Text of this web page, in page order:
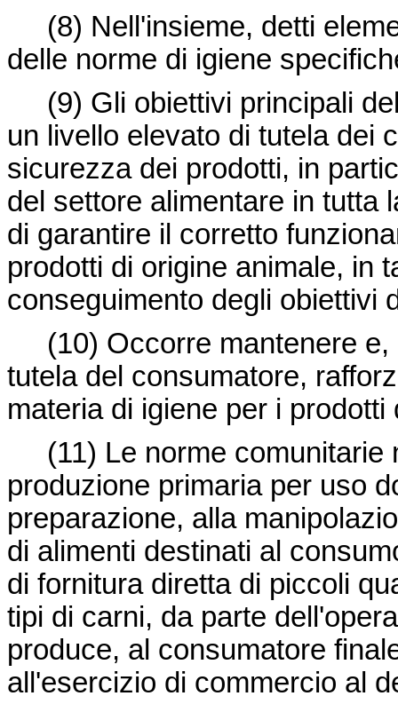
(8) Nell'insieme, detti
delle norme di igiene
(9) Gli obiettivi principali
un livello elevato di tutela dei
sicurezza dei prodotti, in
del settore alimentare in tutta
di garantire il corretto
prodotti di origine animale, in
conseguimento degli obiettivi
(10) Occorre mantenere e,
tutela del consumatore,
materia di igiene per i prodotti
(11) Le norme comunitarie
produzione primaria per uso
preparazione, alla
di alimenti destinati al
di fornitura diretta di piccoli
tipi di carni, da parte
produce, al consumatore
all'esercizio di commercio al